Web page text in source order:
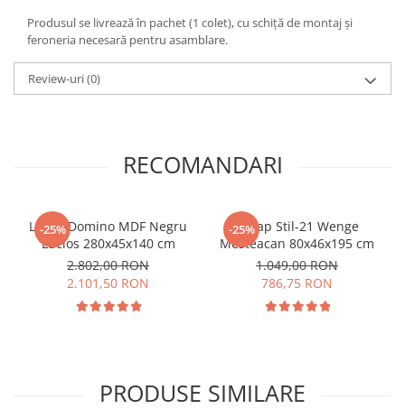
Produsul se livrează în pachet (1 colet), cu schiță de montaj și
feroneria necesară pentru asamblare.
Review-uri(0)
RECOMANDARI
-25%
Living Domino MDF Negru
Lucios 280x45x140 cm
2.802,00 RON
2.101,50 RON
-25%
Dulap Stil-21 Wenge
Mesteacan 80x46x195 cm
1.049,00 RON
786,75 RON
PRODUSE SIMILARE